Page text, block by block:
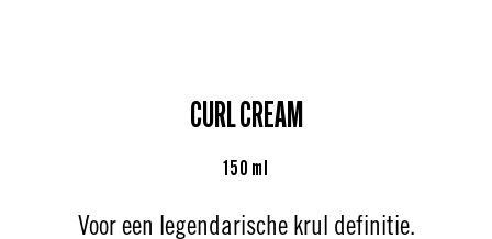
CURL CREAM
150 ml
Voor een legendarische krul definitie.